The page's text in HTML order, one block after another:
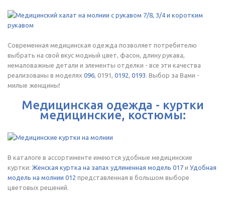
Современная медицинская одежда позволяет потребителю
выбрать на свой вкус модный цвет, фасон, длину рукава,
немаловажные детали и элементы отделки - все эти качества
реализованы в моделях 096, 0191, 0192, 0193. Выбор за Вами -
милые женщины!
Медицинская одежда - куртки
медицинские, костюмы:
В каталоге в ассортименте имеются удобные медицинские
куртки: Женская куртка на запах удлиненная модель 017 и Удобная
модель на молнии 012 представленная в большом выборе
цветовых решений.